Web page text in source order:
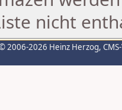
nicht
2006-2026 Heinz Herzog,